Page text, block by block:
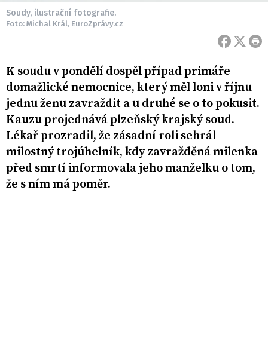
Soudy, ilustrační fotografie.
Foto: Michal Král, EuroZprávy.cz
K soudu v pondělí dospěl případ primáře
domažlické nemocnice, který měl loni v říjnu
jednu ženu zavraždit a u druhé se o to pokusit.
Kauzu projednává plzeňský krajský soud.
Lékař prozradil, že zásadní roli sehrál
milostný trojúhelník, kdy zavražděná milenka
před smrtí informovala jeho manželku o tom,
že s ním má poměr.